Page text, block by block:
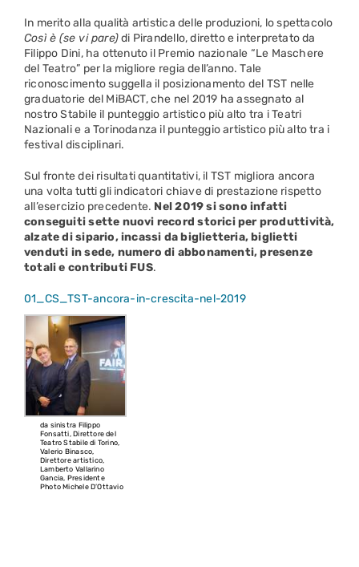
In merito alla qualità artistica delle produzioni, lo spettacolo
Così è (se vi pare)di Pirandello, diretto e interpretato da
Filippo Dini, ha ottenuto il Premio nazionale “Le Maschere
del Teatro” per la migliore regia dell’anno. Tale
riconoscimento suggella il posizionamento del TST nelle
graduatorie del MiBACT, che nel 2019 ha assegnato al
nostro Stabile il punteggio artistico più alto tra i Teatri
Nazionali e a Torinodanza il punteggio artistico più alto tra i
festival disciplinari.
Sul fronte dei risultati quantitativi, il TST migliora ancora
una volta tutti gli indicatori chiave di prestazione rispetto
all’esercizio precedente. Nel 2019 si sono infatti
conseguiti sette nuovi record storici per produttività,
alzate di sipario, incassi da biglietteria, biglietti
venduti in sede, numero di abbonamenti, presenze
totali e contributi FUS.
01_CS_TST-ancora-in-crescita-nel-2019
da sinistra Filippo
Fonsatti, Direttore del
Teatro Stabile di Torino,
Valerio Binasco,
Direttore artistico,
Lamberto Vallarino
Gancia, Presidente
Photo Michele D’Ottavio